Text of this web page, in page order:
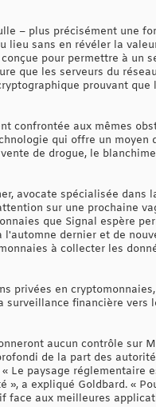
– plus précisément une
sans en révéler la
pour permettre à un
que les serveurs du
prouvant que
confrontée aux mêmes
qui offre un moyen
de drogue, le
avocate spécialisée dans
sur une prochaine
que Signal espère
dernier et de
à collecter les
privées en
surveillance financière vers
aucun contrôle sur
de la part des
Le paysage réglementaire
a expliqué Goldbard. «
face aux meilleures